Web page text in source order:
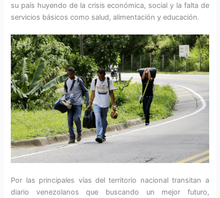
su país huyendo de la crisis económica, social y la falta de
servicios básicos como salud, alimentación y educación.
Por las principales vías del territorio nacional transitan a
diario venezolanos que buscando un mejor futuro,